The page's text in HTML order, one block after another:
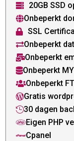
 20GB SSD
Onbeperkt
 SSL
Onbeperkt
Onbeperkt
Onbeperkt
Onbeperkt
Gratis
30 dagen
Eigen PHP
Cpanel